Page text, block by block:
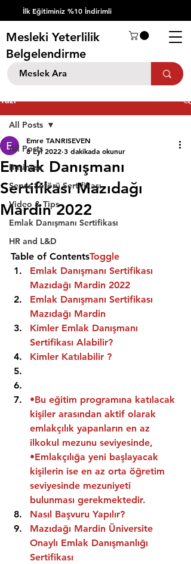
İlk Eğitiminiz %10 İndirimli
Mesleki Yeterlilik
Belgelendirme
Yazı
All Posts
Business
Servis Şöförü Sertifikası
Video & Tips
Emlak Danışmanı Sertifikası
HR and L&D
All Posts
Emlak Danışmanı
Sertifikası Mazıdağı
Mardin 2022
Emre TANRISEVEN
8 Eyl 2022 3 dakikada okunur
Table of ContentsToggle
Emlak Danışmanı Sertifikası
Mazıdağı Mardin 2022
Emlak Danışmanı Sertifikası
Mazıdağı Mardin
Kimler Emlak Danışmanı
Sertifikası Alabilir?
Kimler Katılabilir ?
•Bu eğitim programına katılacak
kişiler arasından aktif olarak
emlakçılık yapanların en az
ilkokul mezunu seviyesinde,
•Emlakçılığa yeni başlayacak
kişilerin ise en az orta öğretim
seviyesinde mezuniyeti
bulunması gerekmektedir.
Nasıl Başvuru Yapılır?
Mazıdağı Mardin Üniversite
Onaylı Emlak Danışmanlığı
Sertifikası